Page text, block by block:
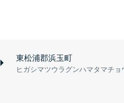
東松浦郡浜玉町
ヒガシマツウラグンハマタマチョ